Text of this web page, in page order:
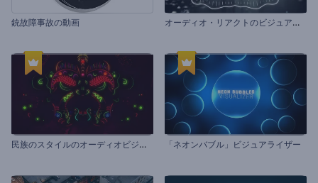
銃故障事故の動画 オ
ーディオ・リアクトのビジュアライザー
民
族のスタイルのオーディオビジュアライザー 「ネオンバブル」ビジュアライザー